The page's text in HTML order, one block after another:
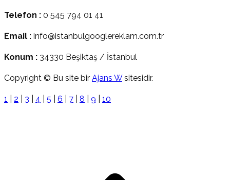
Telefon : 0 545 794 01 41
Email : info@istanbulgooglereklam.com.tr
Konum : 34330 Beşiktaş / İstanbul
Copyright © Bu site bir Ajans Wsitesidir.
1 2 3 4 5 6 7 8 9 10